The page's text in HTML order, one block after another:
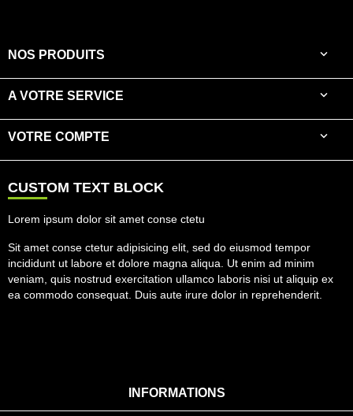
NOS PRODUITS 
A VOTRE SERVICE 
VOTRE COMPTE 
CUSTOM TEXT BLOCK
Lorem ipsum dolor sit amet conse ctetu
Sit amet conse ctetur adipisicing elit, sed do eiusmod tempor
incididunt ut labore et dolore magna aliqua. Ut enim ad minim
veniam, quis nostrud exercitation ullamco laboris nisi ut aliquip ex
ea commodo consequat. Duis aute irure dolor in reprehenderit.
INFORMATIONS